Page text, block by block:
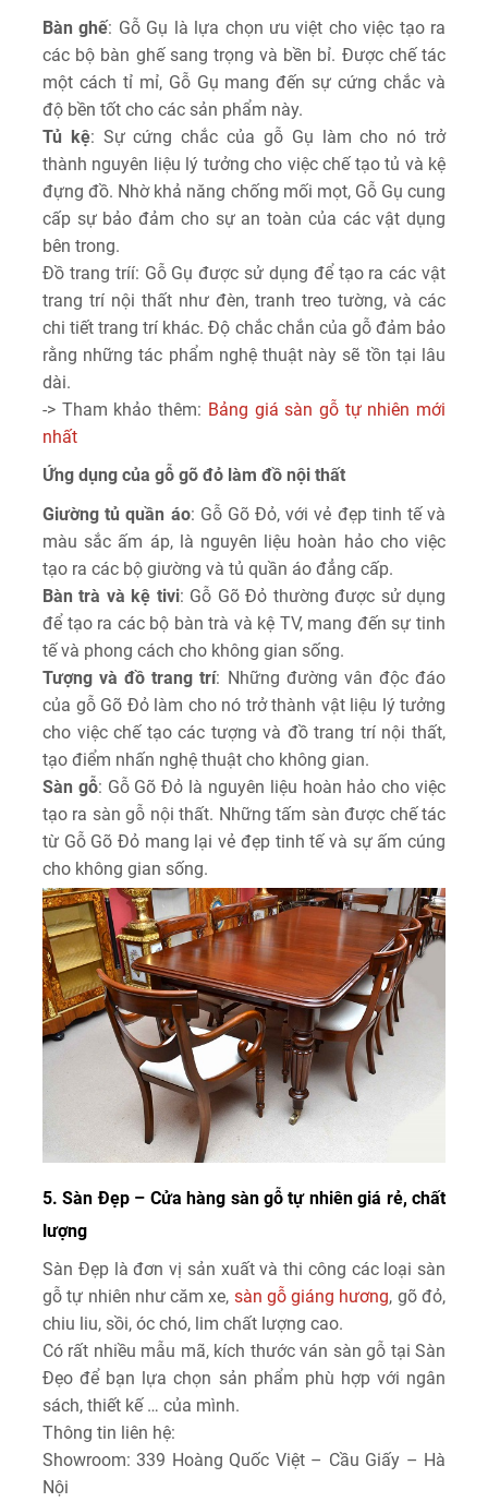
Bànghế: Gỗ Gụ là lựa chọn ưu việt cho việc tạo ra
các bộ bàn ghế sang trọng và bền bỉ. Được chế tác
một cách tỉ mỉ, Gỗ Gụ mang đến sự cứng chắc và
độ bền tốt cho các sản phẩm này.
Tủ kệ: Sự cứng chắc của gỗ Gụ làm cho nó trở
thành nguyên liệu lý tưởng cho việc chế tạo tủ và kệ
đựng đồ. Nhờ khả năng chống mối mọt, Gỗ Gụ cung
cấp sự bảo đảm cho sự an toàn của các vật dụng
bên trong.
Đồ trang tríí: Gỗ Gụ được sử dụng để tạo ra các vật
trang trí nội thất như đèn, tranh treo tường, và các
chi tiết trang trí khác. Độ chắc chắn của gỗ đảm bảo
rằng những tác phẩm nghệ thuật này sẽ tồn tại lâu
dài.
-> Tham khảo thêm: Bảng giá sàn gỗ tự nhiên mới
nhất
Ứng dụng của gỗ gõ đỏ làm đồ nội thất
Giườngtủ quần áo: Gỗ Gõ Đỏ, với vẻ đẹp tinh tế và
màu sắc ấm áp, là nguyên liệu hoàn hảo cho việc
tạo ra các bộ giường và tủ quần áo đẳng cấp.
Bàntrà và kệ tivi: Gỗ Gõ Đỏ thường được sử dụng
để tạo ra các bộ bàn trà và kệ TV, mang đến sự tinh
tế và phong cách cho không gian sống.
Tượng vàđồ trang trí: Những đường vân độc đáo
của gỗ Gõ Đỏ làm cho nó trở thành vật liệu lý tưởng
cho việc chế tạo các tượng và đồ trang trí nội thất,
tạo điểm nhấn nghệ thuật cho không gian.
Sàn gỗ: Gỗ Gõ Đỏ là nguyên liệu hoàn hảo cho việc
tạo ra sàn gỗ nội thất. Những tấm sàn được chế tác
từ Gỗ Gõ Đỏ mang lại vẻ đẹp tinh tế và sự ấm cúng
cho không gian sống.
5. Sàn Đẹp – Cửa hàng sàn gỗ tự nhiên giá rẻ, chất
lượng
Sàn Đẹp là đơn vị sản xuất và thi công các loại sàn
gỗ tự nhiên như căm xe, sàn gỗ giáng hương, gõ đỏ,
chiu liu, sồi, óc chó, lim chất lượng cao.
Có rất nhiều mẫu mã, kích thước ván sàn gỗ tại Sàn
Đẹo để bạn lựa chọn sản phẩm phù hợp với ngân
sách, thiết kế … của mình.
Thông tin liên hệ:
Showroom: 339 Hoàng Quốc Việt – Cầu Giấy – Hà
Nội